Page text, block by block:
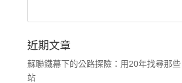
近期文章
蘇聯鐵幕下的公路探險：用20年找尋那
站